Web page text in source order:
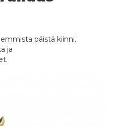
päistä kiinni.
ja